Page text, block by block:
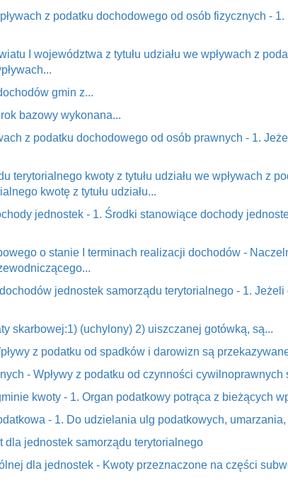
z podatku dochodowego od osób fizycznych -
I województwa z tytułu udziału we wpływach z
gmin z...
bazowy wykonana...
z podatku dochodowego od osób prawnych - 1.
terytorialnego kwoty z tytułu udziału we wpływach z
kwotę z tytułu udziału...
jednostek - 1. Środki stanowiące dochody
o stanie I terminach realizacji dochodów -
jednostek samorządu terytorialnego - 1.
skarbowej:1) (uchylony) 2) uiszczanej gotówką, są...
z podatku od spadków i darowizn są
- Wpływy z podatku od czynności
kwoty - 1. Organ podatkowy potrąca z bieżących
- 1. Do udzielania ulg podatkowych, umarzania,
dla jednostek samorządu terytorialnego
dla jednostek - Kwoty przeznaczone na części